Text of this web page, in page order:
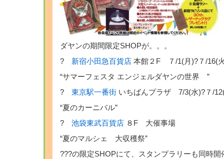
ダヤンの期間限定SHOPが。。。
? 新宿小田急百貨店 本館２F ７/1(月)?７/16(
“サマーフェスタ エンジェルダヤンの世界 ”
? 東京駅一番街 いちばんプラザ 7/3(水)?７/
“夏のカーニバル”
? 池袋東武百貨店 ８F 大催事場
“夏のマルシェ 大収穫祭”
???の限定SHOPにて、スタンプラリーも同時開